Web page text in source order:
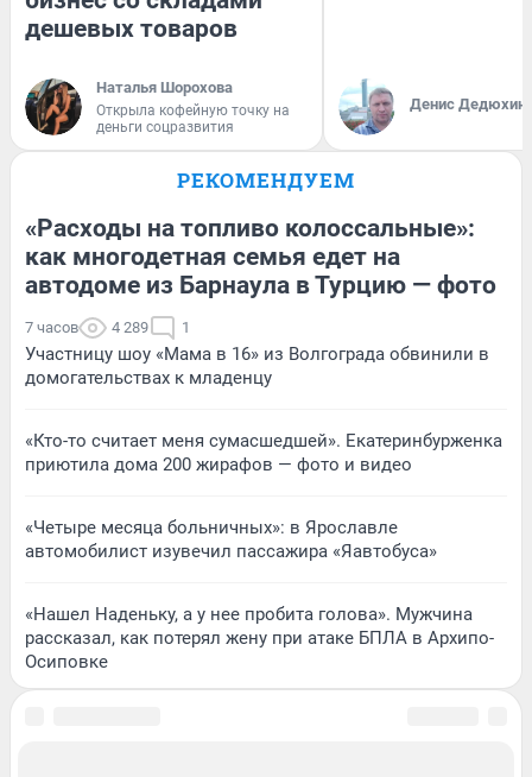
дешевых товаров
Наталья Шорохова
Открыла кофейную точку на
деньги соцразвития
Денис Дедюхин
РЕКОМЕНДУЕМ
«Расходы на топливо колоссальные»:
как многодетная семья едет на
автодоме из Барнаула в Турцию — фото
7 часов 4 289 1
Участницу шоу «Мама в 16» из Волгограда обвинили в
домогательствах к младенцу
«Кто-то считает меня сумасшедшей». Екатеринбурженка
приютила дома 200 жирафов — фото и видео
«Четыре месяца больничных»: в Ярославле
автомобилист изувечил пассажира «Яавтобуса»
«Нашел Наденьку, а у нее пробита голова». Мужчина
рассказал, как потерял жену при атаке БПЛА в Архипо-
Осиповке